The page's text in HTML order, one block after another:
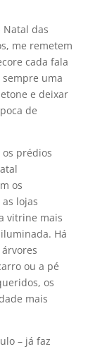
Natal das
me remetem
cada fala
sempre uma
e deixar
de
prédios
os
lojas
vitrine mais
Há
ou a pé
os
mais
– já faz